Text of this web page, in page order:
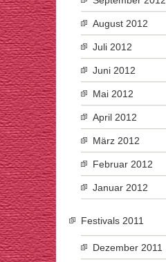
August 2012
Juli 2012
Juni 2012
Mai 2012
April 2012
März 2012
Februar 2012
Januar 2012
Festivals 2011
Dezember 2011